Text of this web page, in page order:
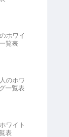
ホワイ
覧表
のホワ
一覧表
ワイト
表